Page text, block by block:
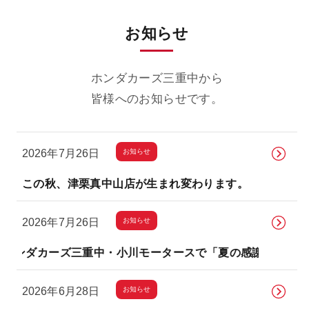
お知らせ
ホンダカーズ三重中から
皆様へのお知らせです。
2026年7月26日 お知らせ
この秋、津栗真中山店が生まれ変わります。
2026年7月26日 お知らせ
ズ三重中・小川モータースで「夏の感謝祭」を開催します
2026年6月28日 お知らせ